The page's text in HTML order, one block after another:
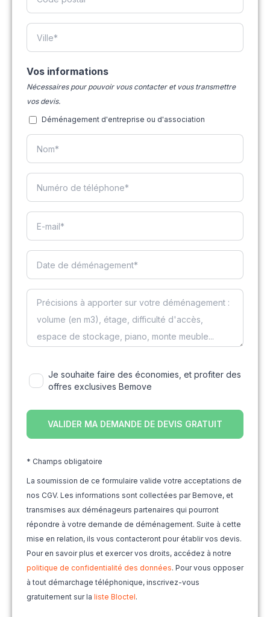
Vos informations
Nécessaires pour pouvoir vous contacter et vous transmettre
vos devis.
Déménagement d'entreprise ou d'association
Je souhaite faire des économies, et profiter des
offres exclusives Bemove
* Champs obligatoire
La soumission de ce formulaire valide votre acceptations de
nos CGV. Les informations sont collectées par Bemove, et
transmises aux déménageurs partenaires qui pourront
répondre à votre demande de déménagement. Suite à cette
mise en relation, ils vous contacteront pour établir vos devis.
Pour en savoir plus et exercer vos droits, accédez à notre
politique de confidentialité des données. Pour vous opposer
à tout démarchage téléphonique, inscrivez-vous
gratuitement sur la liste Bloctel.